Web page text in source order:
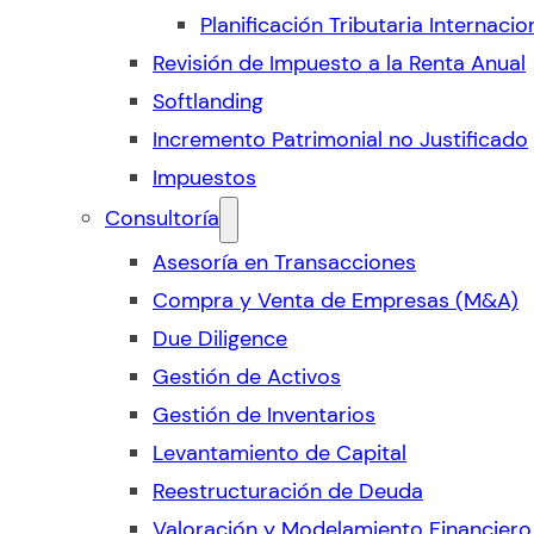
Planificación Tributaria
Revisión de Impuesto a la Renta Anual
Softlanding
Incremento Patrimonial no Justificado
Impuestos
Consultoría
Asesoría en Transacciones
Compra y Venta de Empresas (M&A)
Due Diligence
Gestión de Activos
Gestión de Inventarios
Levantamiento de Capital
Reestructuración de Deuda